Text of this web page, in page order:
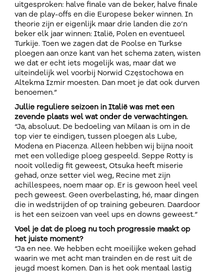
uitgesproken: halve finale van de beker, halve finale
van de play-offs en die Europese beker winnen. In
theorie zijn er eigenlijk maar drie landen die zo’n
beker elk jaar winnen: Italië, Polen en eventueel
Turkije. Toen we zagen dat de Poolse en Turkse
ploegen aan onze kant van het schema zaten, wisten
we dat er echt iets mogelijk was, maar dat we
uiteindelijk wel voorbij Norwid Częstochowa en
Altekma Izmir moesten. Dan moet je dat ook durven
benoemen.”
Jullie reguliere seizoen in Italië was met een
zevende plaats wel wat onder de verwachtingen.
“Ja, absoluut. De bedoeling van Milaan is om in de
top vier te eindigen, tussen ploegen als Lube,
Modena en Piacenza. Alleen hebben wij bijna nooit
met een volledige ploeg gespeeld. Seppe Rotty is
nooit volledig fit geweest, Otsuka heeft miserie
gehad, onze setter viel weg, Recine met zijn
achillespees, noem maar op. Er is gewoon heel veel
pech geweest. Geen overbelasting, hé, maar dingen
die in wedstrijden of op training gebeuren. Daardoor
is het een seizoen van veel ups en downs geweest.”
Voel je dat de ploeg nu toch progressie maakt op
het juiste moment?
“Ja en nee. We hebben echt moeilijke weken gehad
waarin we met acht man trainden en de rest uit de
jeugd moest komen. Dan is het ook mentaal lastig